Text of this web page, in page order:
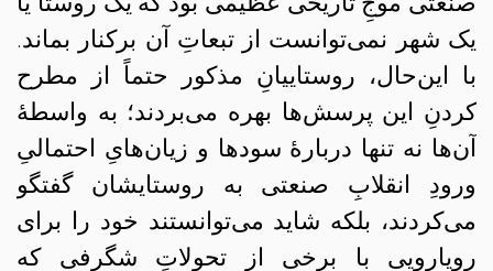
یک شهر نمی‌توانست از تبعاتِ آن برکنار بماند.
با این‌حال، روستاییانِ مذکور حتماً از مطرح
کردنِ این پرسش‌ها بهره می‌بردند؛ به واسطهٔ
آن‌ها نه تنها دربارهٔ سودها و زیان‌هایِ احتمالیِ
ورودِ انقلابِ صنعتی به روستایشان گفتگو
می‌کردند، بلکه شاید می‌توانستند خود را برای
رویارویی با برخی از تحولاتِ شگرفی که